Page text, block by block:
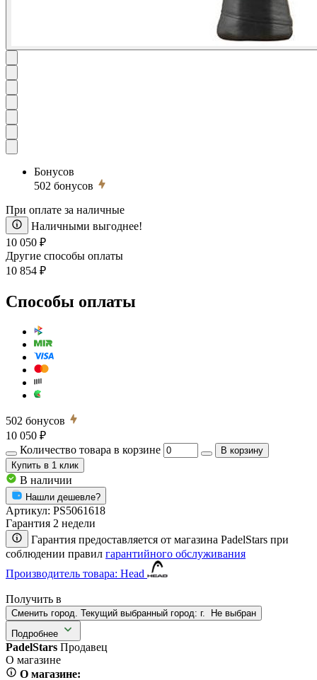
Бонусов
502 бонусов
При оплате за наличные
Наличными выгоднее!
10 050 ₽
Другие способы оплаты
10 854 ₽
Способы оплаты
502 бонусов
10 050 ₽
Количество товара в корзине
В корзину
Купить в 1 клик
В наличии
Нашли дешевле?
Артикул: PS5061618
Гарантия 2 недели
Гарантия предоставляется от магазина PadelStars при
соблюдении правил гарантийного обслуживания
Производитель товара: Head
Получить в
Сменить город. Текущий выбранный город: г.
Не выбран
Подробнее
PadelStars Продавец
О магазине
О магазине: